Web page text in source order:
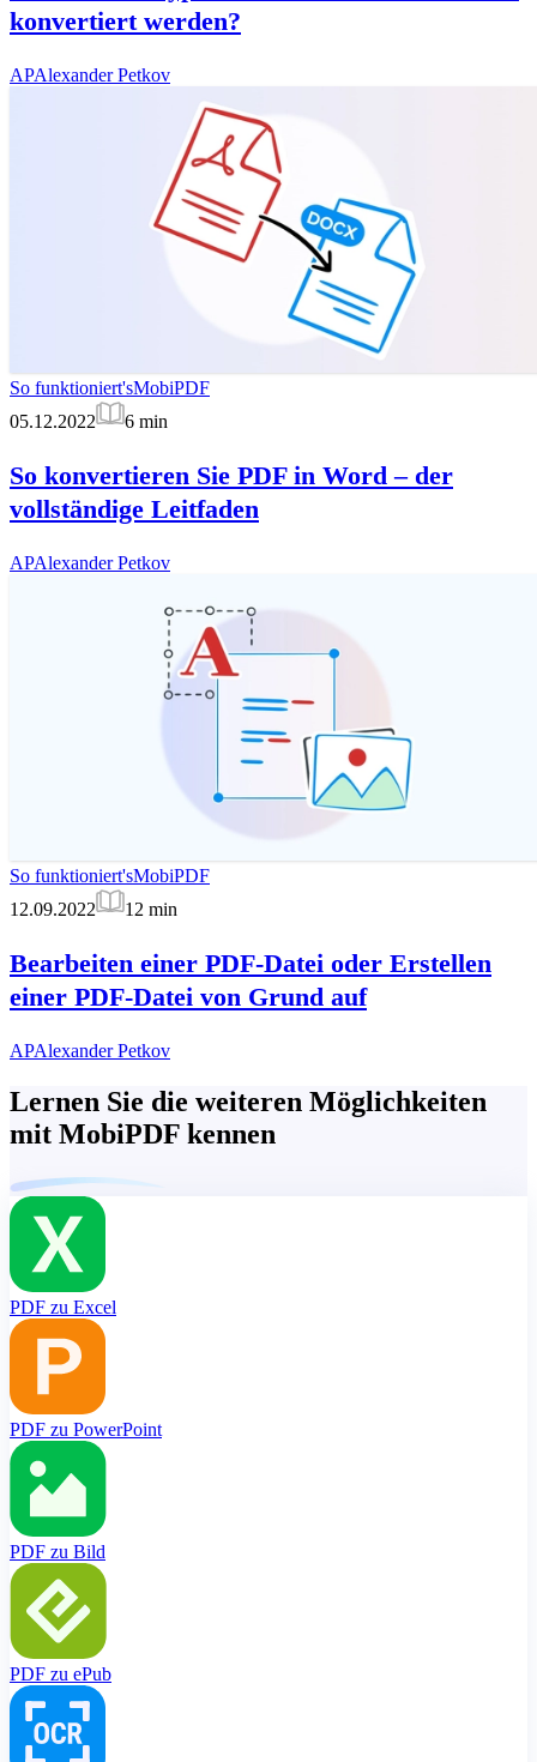
konvertiert werden?
APAlexander Petkov
So funktioniert'sMobiPDF
05.12.2022
6 min
So konvertieren Sie PDF in Word – der
vollständige Leitfaden
APAlexander Petkov
So funktioniert'sMobiPDF
12.09.2022
12 min
Bearbeiten einer PDF-Datei oder Erstellen
einer PDF-Datei von Grund auf
APAlexander Petkov
Lernen Sie die weiteren Möglichkeiten
mit MobiPDF kennen
PDF zu Excel
PDF zu PowerPoint
PDF zu Bild
PDF zu ePub